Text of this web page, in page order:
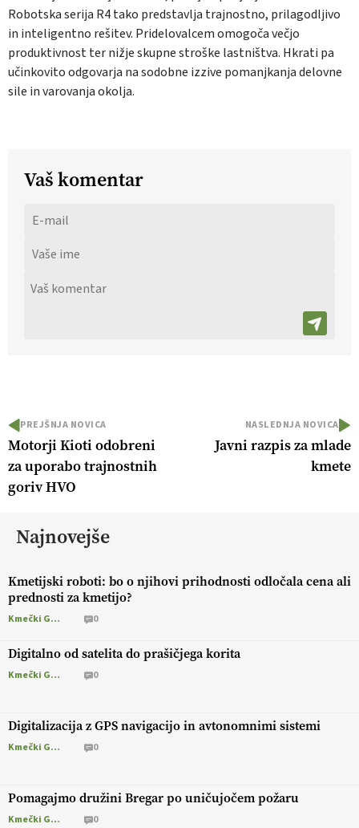
Robotska serija R4 tako predstavlja trajnostno, prilagodljivo
in inteligentno rešitev. Pridelovalcem omogoča večjo
produktivnost ter nižje skupne stroške lastništva. Hkrati pa
učinkovito odgovarja na sodobne izzive pomanjkanja delovne
sile in varovanja okolja.
Vaš komentar
PREJŠNJA NOVICA
Motorji Kioti odobreni
za uporabo trajnostnih
goriv HVO
NASLEDNJA NOVICA
Javni razpis za mlade
kmete
Najnovejše
Kmetijski roboti: bo o njihovi prihodnosti odločala cena ali
prednosti za kmetijo?
Kmečki Glas 0
Digitalno od satelita do prašičjega korita
Kmečki Glas 0
Digitalizacija z GPS navigacijo in avtonomnimi sistemi
Kmečki Glas 0
Pomagajmo družini Bregar po uničujočem požaru
Kmečki Glas 0